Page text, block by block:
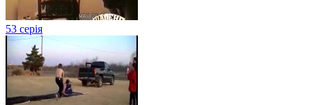
53 серія